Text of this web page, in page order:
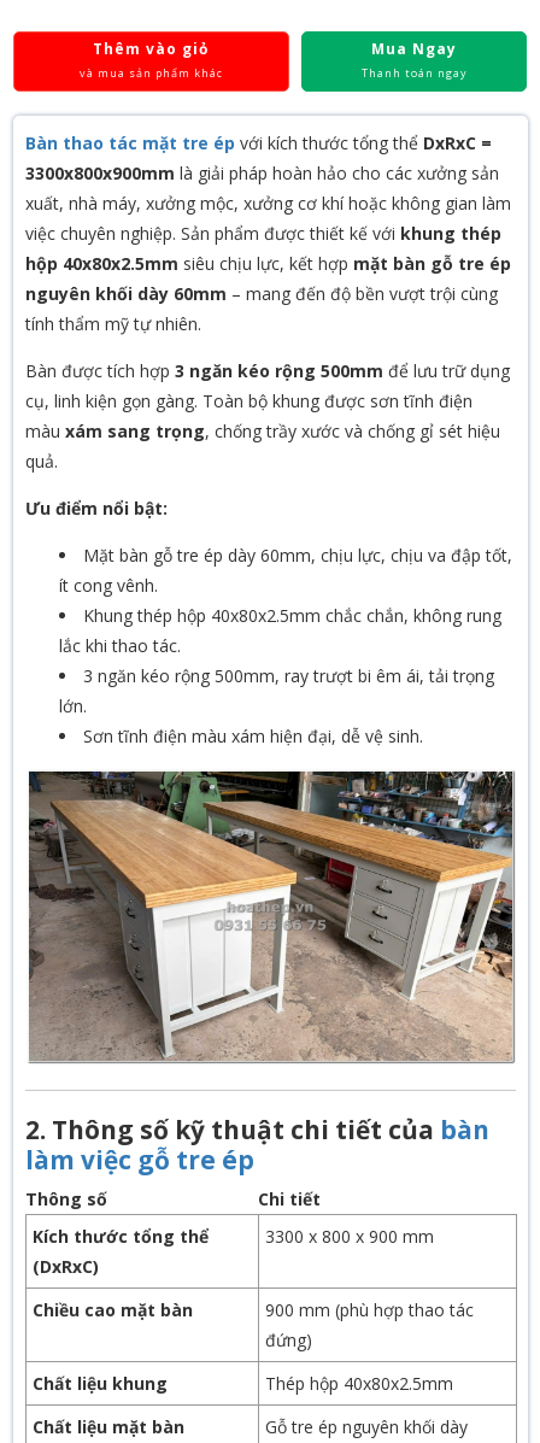
Thêm vào giỏ
và mua sản phẩm khác
Mua Ngay
Thanh toán ngay
Bàn thao tác mặt tre ép với kích thước tổng thể DxRxC =
3300x800x900mm là giải pháp hoàn hảo cho các xưởng sản
xuất, nhà máy, xưởng mộc, xưởng cơ khí hoặc không gian làm
việc chuyên nghiệp. Sản phẩm được thiết kế với khung thép
hộp 40x80x2.5mm siêu chịu lực, kết hợp mặt bàn gỗ tre ép
nguyên khối dày 60mm – mang đến độ bền vượt trội cùng
tính thẩm mỹ tự nhiên.
Bàn được tích hợp 3 ngăn kéo rộng 500mm để lưu trữ dụng
cụ, linh kiện gọn gàng. Toàn bộ khung được sơn tĩnh điện
màu xám sang trọng, chống trầy xước và chống gỉ sét hiệu
quả.
Ưu điểm nổi bật:
Mặt bàn gỗ tre ép dày 60mm, chịu lực, chịu va đập tốt,
ít cong vênh.
Khung thép hộp 40x80x2.5mm chắc chắn, không rung
lắc khi thao tác.
3 ngăn kéo rộng 500mm, ray trượt bi êm ái, tải trọng
lớn.
Sơn tĩnh điện màu xám hiện đại, dễ vệ sinh.
2. Thông số kỹ thuật chi tiết của bàn
làm việc gỗ tre ép
Thông số
Chi tiết
Kích thước tổng thể
(DxRxC)
3300 x 800 x 900 mm
Chiều cao mặt bàn
900 mm (phù hợp thao tác
đứng)
Chất liệu khung
Thép hộp 40x80x2.5mm
Chất liệu mặt bàn
Gỗ tre ép nguyên khối dày